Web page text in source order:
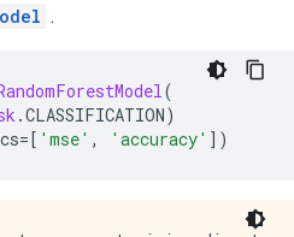
.
(
.CLASSIFICATION)
=[ 'mse' , 'accuracy' ])